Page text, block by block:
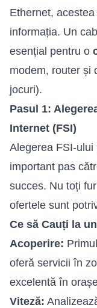
Ethernet,
informația. Un
esențial pentru o
modem, router și
jocuri).
Pasul 1:
Internet (FSI)
Alegerea FSI-
important pas
succes. Nu toți
ofertele sunt
Ce să Cauți la
Acoperire:
oferă servicii în
excelentă în
Viteză: